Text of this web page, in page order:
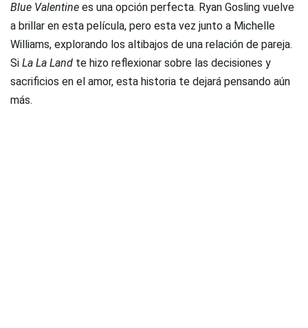
Blue Valentine es una opción perfecta. Ryan Gosling vuelve
a brillar en esta película, pero esta vez junto a Michelle
Williams, explorando los altibajos de una relación de pareja.
Si La La Land te hizo reflexionar sobre las decisiones y
sacrificios en el amor, esta historia te dejará pensando aún
más.